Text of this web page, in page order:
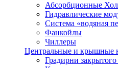
Абсорбционные
Гидравлические
Система «водяная
Фанкойлы
Чиллеры
Центральные и крышные
Градирни закрытого